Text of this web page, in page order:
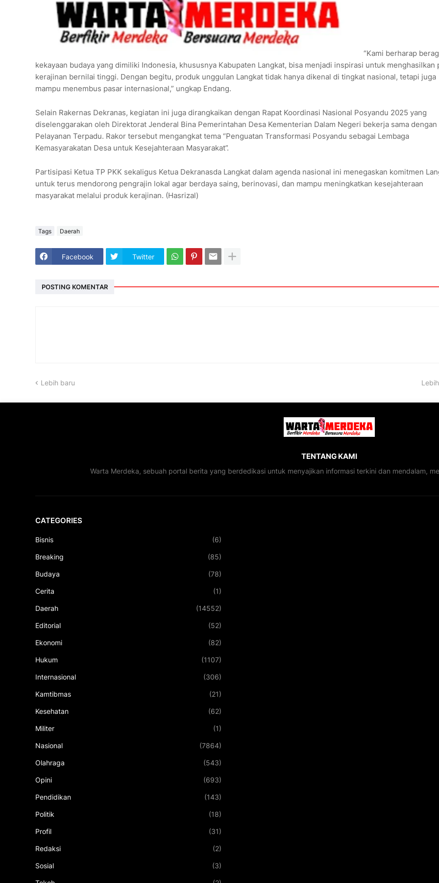
“Kami berharap
kekayaan budaya yang dimiliki Indonesia, khususnya Kabupaten Langkat, bisa menjadi inspirasi untuk menghasilkan
kerajinan bernilai tinggi. Dengan begitu, produk unggulan Langkat tidak hanya dikenal di tingkat nasional, tetapi juga
mampu menembus pasar internasional,” ungkap Endang.
Selain Rakernas Dekranas, kegiatan ini juga dirangkaikan dengan Rapat Koordinasi Nasional Posyandu 2025 yang
diselenggarakan oleh Direktorat Jenderal Bina Pemerintahan Desa Kementerian Dalam Negeri bekerja sama dengan
Pelayanan Terpadu. Rakor tersebut mengangkat tema “Penguatan Transformasi Posyandu sebagai Lembaga
Kemasyarakatan Desa untuk Kesejahteraan Masyarakat”.
Partisipasi Ketua TP PKK sekaligus Ketua Dekranasda Langkat dalam agenda nasional ini menegaskan komitmen
untuk terus mendorong pengrajin lokal agar berdaya saing, berinovasi, dan mampu meningkatkan kesejahteraan
masyarakat melalui produk kerajinan. (Hasrizal)
Tags Daerah
Facebook Twitter
POSTING KOMENTAR
Lebih baru
TENTANG KAMI
Warta Merdeka, sebuah portal berita yang berdedikasi untuk menyajikan informasi terkini dan mendalam,
CATEGORIES
Bisnis (6)
Breaking (85)
Budaya (78)
Cerita (1)
Daerah (14552)
Editorial (52)
Ekonomi (82)
Hukum (1107)
Internasional (306)
Kamtibmas (21)
Kesehatan (62)
Militer (1)
Nasional (7864)
Olahraga (543)
Opini (693)
Pendidikan (143)
Politik (18)
Profil (31)
Redaksi (2)
Sosial (3)